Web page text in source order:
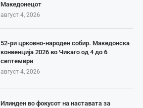
Македонецот
август 4, 2026
52-ри црковно-народен собир. Македонска
конвенција 2026 во Чикаго од 4 до 6
септември
август 4, 2026
Илинден во фокусот на наставата за